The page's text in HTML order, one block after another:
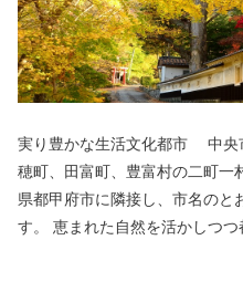
実り豊かな生活文化都市 中央市は、平成１８年２月２０日に玉
穂町、田富町、豊富村の二町一
県都甲府市に隣接し、市名のと
す。 恵まれた自然を活かしつつ
山梨大学医学部周辺の市街地は